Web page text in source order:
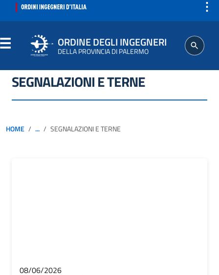
⋮
ORDINE DEGLI INGEGNERI
DELLA PROVINCIA DI PALERMO
ORDINE
SEGNALAZIONI E TERNE
HOME ... SEGNALAZIONI E TERNE
08/06/2026